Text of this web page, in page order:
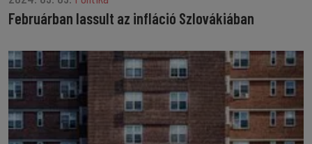
Februárban lassult az infláció Szlovákiában